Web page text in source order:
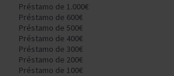
Préstamo de 1.000€
Préstamo de 600€
Préstamo de 500€
Préstamo de 400€
Préstamo de 300€
Préstamo de 200€
Préstamo de 100€